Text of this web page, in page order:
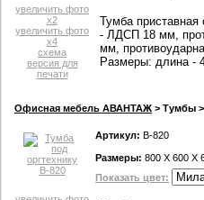
увеличить фото
x2
увеличить фото
x4
схема
версия для
печати
Тумба
- ЛДСП 18 мм,
мм,
Размеры: длина -
Офисная мебель АВАНТАЖ > Тумбы
Артикул: В-820
Размеры: 800 X 600 X
Показать цвет: